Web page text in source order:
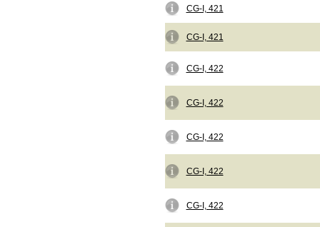
CG-I, 421
CG-I, 421
CG-I, 422
CG-I, 422
CG-I, 422
CG-I, 422
CG-I, 422